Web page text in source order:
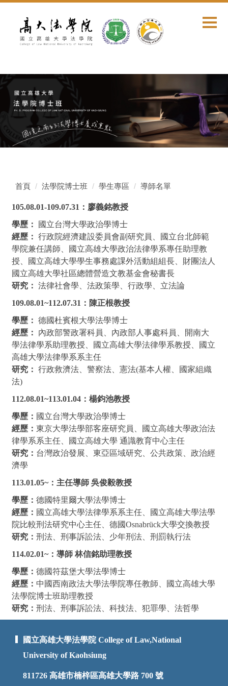
區
首頁 法學院博士班 學生專區 導師名單
105.08.01-109.07.31 ：廖義銘教授
學歷：
國立台灣大學政治學博士
經歷： 行政院經濟建設委員會副研究員、國立台北師範
學院兼任講師、國立高雄大學政治法律學系專任助理教
授、國立高雄大學學生事務處課外活動組組長、財團法人
國立高雄大學社區總體營造文教基金會秘書長
研究： 法律社會學、法政策學、行政學、立法論
109.08.01~112.07.31 ：陳正根教授
學歷： 德國杜賓根大學法學博士
經歷：
內政部警政署科員、內政部人事處科員、開南大
學法律學系助理教授、國立高雄大學法律學系教授、國立
高雄大學法律學系系主任
研究： 行政救濟法、警察法、憲法(基本人權、國家組織
法)
112.08.01~113.01.04：楊鈞池教授
學歷： 國立台灣大學政治學博士
經歷： 東京大學法學部客座研究員、國立高雄大學政治法
律學系系主任、國立高雄大學 通識教育中心主任
研究： 台灣政治發展、東亞區域研究、公共政策、政治經
濟學
113.01.05~：主任導師 吳俊毅教授
學歷： 德國特里爾大學法學博士
經歷： 國立高雄大學法律學系系主任、國立高雄大學法學
院比較刑法研究中心主任、德國Osnabrück大學交換教授
研究： 刑法、刑事訴訟法、少年刑法、刑罰執行法
114.02.01~：導師 林信銘助理教授
學歷： 德國符茲堡大學法學博士
經歷： 中國西南政法大學法學院專任教師、國立高雄大學
法學院博士班助理教授
研究： 刑法、刑事訴訟法、科技法、犯罪學、法哲學
國立高雄大學法學院 College of Law,National
University of Kaohsiung
811726 高雄市楠梓區高雄大學路 700 號